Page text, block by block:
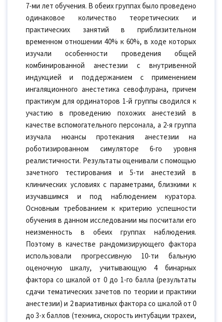
7-ми лет обучения. В обеих группах было проведено
одинаковое количество теоретических и
практических занятий в приблизительном
временном отношении 40% к 60%, в ходе которых
изучали особенности проведения общей
комбинированной анестезии с внутривенной
индукцией и поддержанием с применением
ингаляционного анестетика севофлурана, причем
практикум для ординаторов 1-й группы сводился к
участию в проведению похожих анестезий в
качестве вспомогательного персонала, а 2-я группа
изучала нюансы протекания анестезии на
роботизированном симуляторе 6-го уровня
реалистичности. Результаты оценивали с помощью
зачетного тестирования и 5-ти анестезий в
клинических условиях с параметрами, близкими к
изучавшимся и под наблюдением куратора.
Основным требованием к критерию успешности
обучения в данном исследовании мы посчитали его
неизменность в обеих группах наблюдения.
Поэтому в качестве рандомизирующего фактора
использовали прогрессивную 10-ти бальную
оценочную шкалу, учитывающую 4 бинарных
фактора со шкалой от 0 до 1-го балла (результаты
сдачи тематических зачетов по теории и практики
анестезии) и 2 вариативных фактора со шкалой от 0
до 3-х баллов (техника, скорость интубации трахеи,